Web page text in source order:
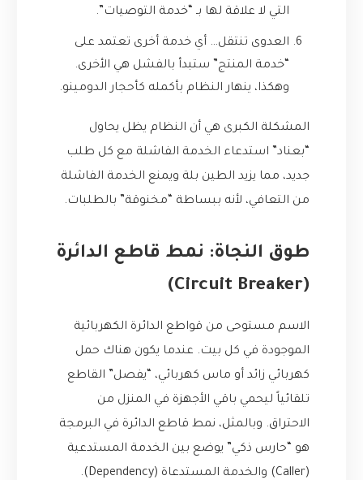
التي لا علاقة لها بـ “خدمة التوصيات”.
العدوى تنتقل… أي خدمة أخرى تعتمد على
“خدمة المنتج” ستبدأ بالفشل هي الأخرى.
وهكذا، ينهار النظام بأكمله كأحجار الدومينو.
المشكلة الكبرى هي أن النظام يظل يحاول
“بعناد” استدعاء الخدمة الفاشلة مع كل طلب
جديد، مما يزيد الطين بلة ويمنع الخدمة الفاشلة
من التعافي، لأنه ببساطة “مخنوقة” بالطلبات.
طوق النجاة: نمط قاطع الدائرة
(Circuit Breaker)
الاسم مستوحى من قواطع الدائرة الكهربائية
الموجودة في كل بيت. عندما يكون هناك حمل
كهربائي زائد أو ماس كهربائي، “يفصل” القاطع
تلقائياً ليحمي باقي الأجهزة في المنزل من
الاحتراق. وبالمثل، نمط قاطع الدائرة في البرمجة
هو “حارس ذكي” يوضع بين الخدمة المستدعية
(Caller) والخدمة المستدعاة (Dependency).